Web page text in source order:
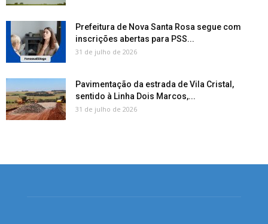
Prefeitura de Nova Santa Rosa segue com
inscrições abertas para PSS...
31 de julho de 2026
Pavimentação da estrada de Vila Cristal,
sentido à Linha Dois Marcos,...
31 de julho de 2026